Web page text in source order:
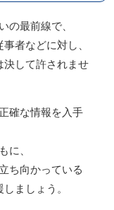
の最前線で、
者などに対し、
決して許されませ
確な情報を入手
に、
ち向かっている
ましょう。